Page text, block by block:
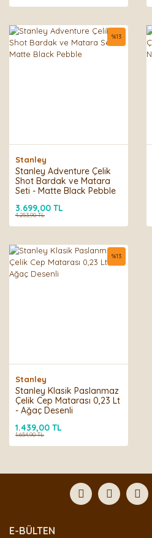
Stanley
Stanley Adventure Çelik
Shot Bardak ve Matara
Seti - Matte Black Pebble
%13
3.699,00 TL
4.253,90 TL
Stanley
Stanley Klasik Paslanmaz
Çelik Cep Matarası 0,23 Lt
- Ağaç Desenli
%13
1.439,00 TL
1.654,90 TL
E-BÜLTEN